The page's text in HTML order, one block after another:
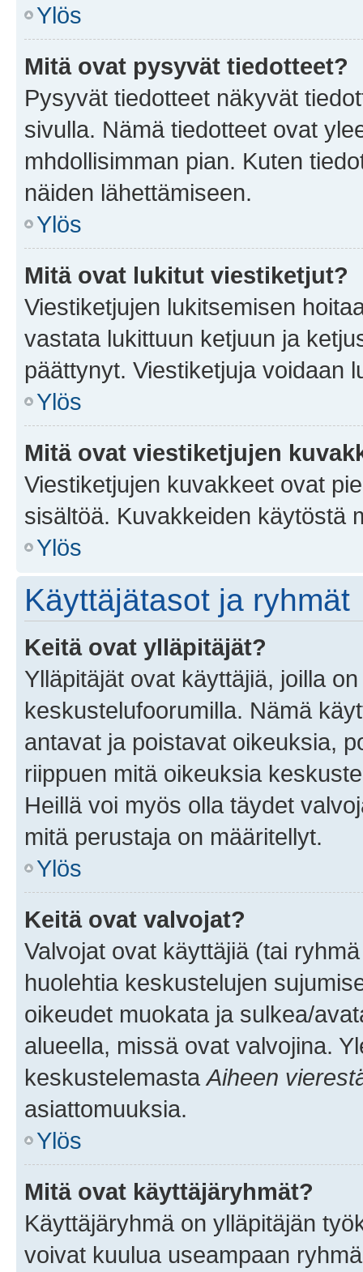
Ylös
Mitä ovat pysyvät tiedotteet?
Pysyvät tiedotteet näkyvät
sivulla. Nämä tiedotteet ovat
mhdollisimman pian. Kuten
näiden lähettämiseen.
Ylös
Mitä ovat lukitut viestiketjut?
Viestiketjujen lukitsemisen
vastata lukittuun ketjuun ja
päättynyt. Viestiketjuja voidaan
Ylös
Mitä ovat viestiketjujen
Viestiketjujen kuvakkeet ovat
sisältöä. Kuvakkeiden käytöstä
Ylös
Käyttäjätasot ja ryhmät
Keitä ovat ylläpitäjät?
Ylläpitäjät ovat käyttäjiä, joilla
keskustelufoorumilla. Nämä
antavat ja poistavat oikeuksia,
riippuen mitä oikeuksia
Heillä voi myös olla täydet
mitä perustaja on määritellyt.
Ylös
Keitä ovat valvojat?
Valvojat ovat käyttäjiä (tai
huolehtia keskustelujen
oikeudet muokata ja sulkea/
alueella, missä ovat valvojina.
keskustelemasta Aiheen
asiattomuuksia.
Ylös
Mitä ovat käyttäjäryhmät?
Käyttäjäryhmä on ylläpitäjän
voivat kuulua useampaan